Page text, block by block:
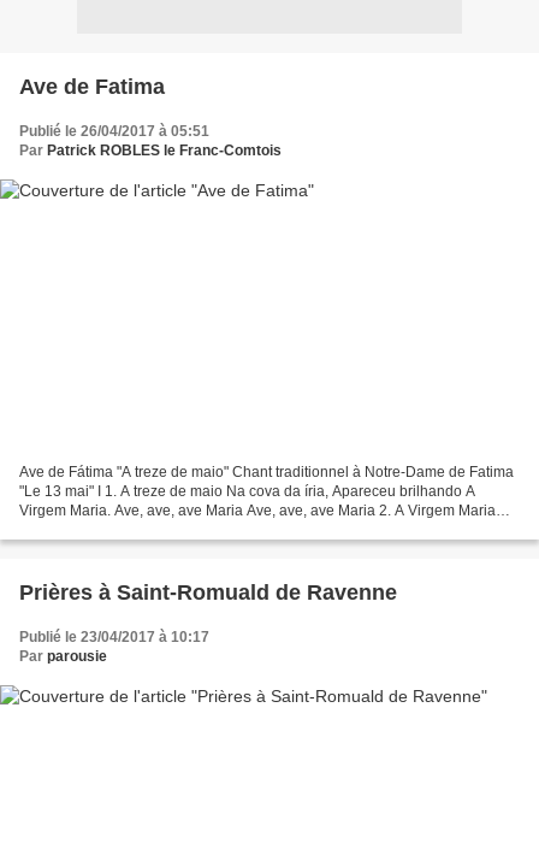
Ave de Fatima
Publié le 26/04/2017 à 05:51
Par Patrick ROBLES le Franc-Comtois
Ave de Fátima "A treze de maio" Chant traditionnel à Notre-Dame de Fatima
"Le 13 mai" I 1. A treze de maio Na cova da íria, Apareceu brilhando A
Virgem Maria. Ave, ave, ave Maria Ave, ave, ave Maria 2. A Virgem Maria
Prières à Saint-Romuald de Ravenne
Publié le 23/04/2017 à 10:17
Par parousie